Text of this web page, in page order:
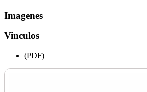
Imagenes
Vinculos
(PDF)